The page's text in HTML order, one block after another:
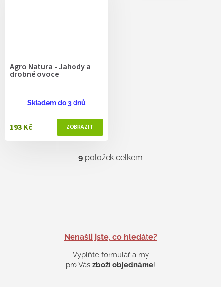
Agro Natura - Jahody a
drobné ovoce
Skladem do 3 dnů
193 Kč
O
p
v
k
9 položek celkem
Nenašli jste, co hledáte?
Vyplňte formulář a my
pro Vás zboží objednáme!